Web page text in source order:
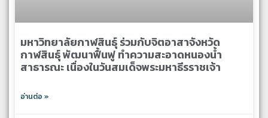
มหาวิทยาลัยกาฬสินธุ์ ร่วมกับจิตอาสาจังหวัด
กาฬสินธุ์ พัฒนาฟื้นฟู ทำความสะอาดหนองน้ำ
สาธารณะ เนื่องในวันสมเด็จพระมหาธีรราชเจ้า
อ่านต่อ »